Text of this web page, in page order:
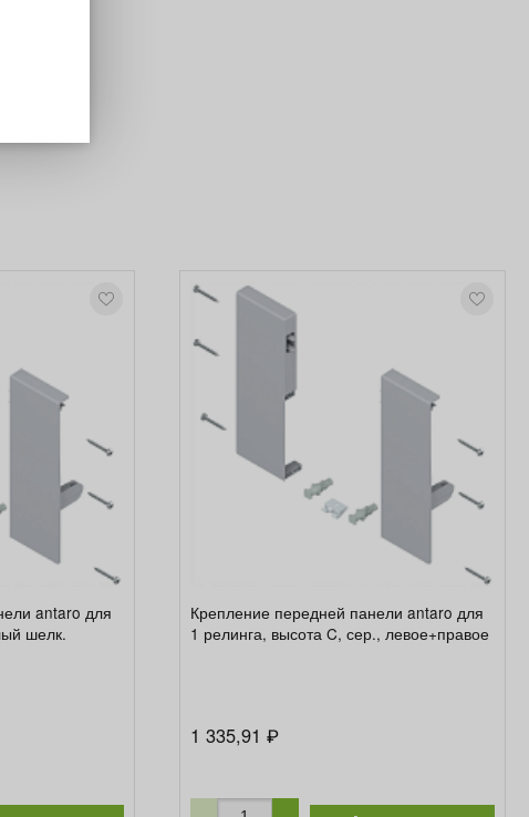
antaro для
шелк.
Крепление передней панели antaro для
1 релинга, высота C, сер., левое+правое
1 335,91 ₽